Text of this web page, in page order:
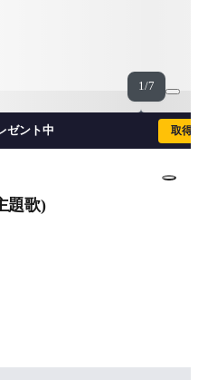
1/7
ゼント中 取得
題歌)